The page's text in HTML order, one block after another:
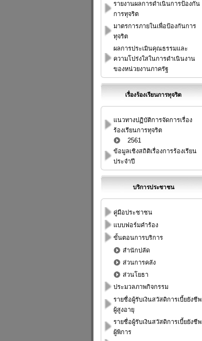
รายงานผลการดำเนินการป้องกัน
การทุจริต
มาตรการภายในเพื่อป้องกันการ
ทุจริต
ผลการประเมินคุณธรรมและ
ความโปร่งใสในการดำเนินงาน
ของหน่วยงานภาครัฐ
เรื่องร้องเรียนการทุจริต
แนวทางปฏิบัติการจัดการเรื่อง
ร้องเรียนการทุจริต
2561
ข้อมูลเชิงสถิติเรื่องการร้องเรียน
ประจำปี
บริการประชาชน
คู่มือประชาชน
แบบฟอร์มคำร้อง
ขั้นตอนการบริการ
สำนักปลัด
ส่วนการคลัง
ส่วนโยธา
ประมวลภาพกิจกรรม
รายชื่อผู้รับเงินสวัสดิการเบี้ยยังชีพ
ผู้สูงอายุ
รายชื่อผู้รับเงินสวัสดิการเบี้ยยังชีพ
ผู้พิการ